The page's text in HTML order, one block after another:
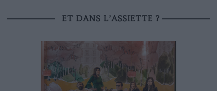
ET DANS L’ASSIETTE ?